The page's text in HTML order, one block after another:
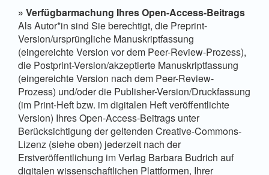
» Verfügbarmachung Ihres Open-Access-Beitrags
Als Autor*in sind Sie berechtigt, die Preprint-
Version/ursprüngliche Manuskriptfassung
(eingereichte Version vor dem Peer-Review-Prozess),
die Postprint-Version/akzeptierte Manuskriptfassung
(eingereichte Version nach dem Peer-Review-
Prozess) und/oder die Publisher-Version/Druckfassung
(im Print-Heft bzw. im digitalen Heft veröffentlichte
Version) Ihres Open-Access-Beitrags unter
Berücksichtigung der geltenden Creative-Commons-
Lizenz (siehe oben) jederzeit nach der
Erstveröffentlichung im Verlag Barbara Budrich auf
digitalen wissenschaftlichen Plattformen, Ihrer